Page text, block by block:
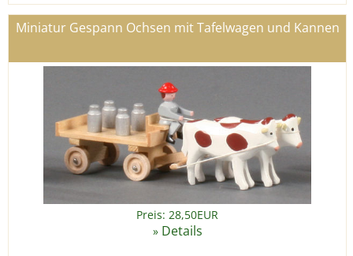
Miniatur Gespann Ochsen mit Tafelwagen und Kannen
Preis: 28,50EUR
» Details